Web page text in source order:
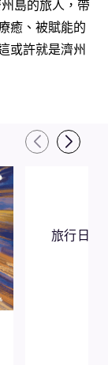
島的旅人，帶
癒、被賦能的
或許就是濟州
旅行日